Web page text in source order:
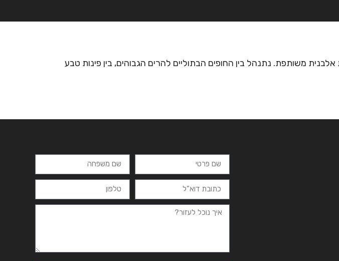
משותפת. נתנהל בין החופים הבתוליים להרים הגבוהים, בין פינות טבע